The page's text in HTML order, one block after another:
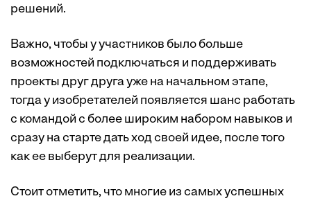
решений.
Важно, чтобы у участников было больше
возможностей подключаться и поддерживать
проекты друг друга уже на начальном этапе,
тогда у изобретателей появляется шанс работать
с командой с более широким набором навыков и
сразу на старте дать ход своей идее, после того
как ее выберут для реализации.
Стоит отметить, что многие из самых успешных